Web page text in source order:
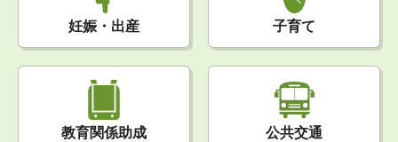
妊娠・出産 子育て
教育関係助成 公共交通